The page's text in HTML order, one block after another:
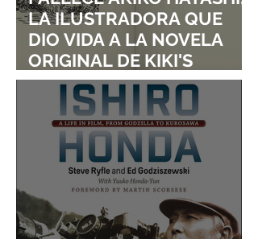
LA ILUSTRADORA QUE
DIO VIDA A LA NOVELA
ORIGINAL DE KIKI'S
DELIVERY SERVICE